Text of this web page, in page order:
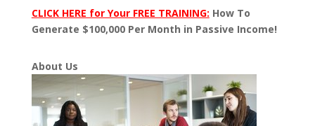
CLICK HERE for Your FREE TRAINING: How To
Generate $100,000 Per Month in Passive Income!
About Us